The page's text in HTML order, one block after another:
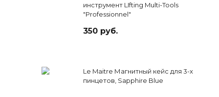
инструмент LIfting Multi-Tools
"Professionnel"
350 руб.
Le Maitre Магнитный кейс для 3-х
пинцетов, Sapphire Blue